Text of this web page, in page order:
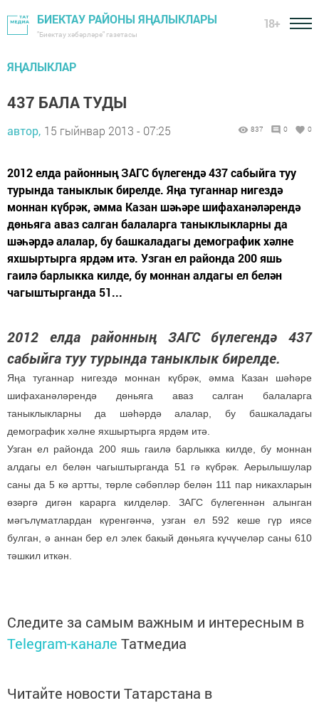
БИЕКТАУ РАЙОНЫ ЯҢАЛЫКЛАРЫ
"Биектау хәбәрләре" газетасы
18+
ЯҢАЛЫКЛАР
437 БАЛА ТУДЫ
автор, 15 гыйнвар 2013 - 07:25 837 0 0
2012 елда районның ЗАГС бүлегендә 437 сабыйга туу
турында таныклык бирелде. Яңа туганнар нигездә
моннан күбрәк, әмма Казан шәһәре шифаханәләрендә
дөньяга аваз салган балаларга таныклыкларны да
шәһәрдә алалар, бу башкаладагы демографик хәлне
яхшыртырга ярдәм итә. Узган ел районда 200 яшь
гаилә барлыкка килде, бу моннан алдагы ел белән
чагыштырганда 51...
2012 елда районның ЗАГС бүлегендә 437
сабыйга туу турында таныклык бирелде.
Яңа туганнар нигездә моннан күбрәк, әмма Казан шәһәре
шифаханәләрендә дөньяга аваз салган балаларга
таныклыкларны да шәһәрдә алалар, бу башкаладагы
демографик хәлне яхшыртырга ярдәм итә.
Узган ел районда 200 яшь гаилә барлыкка килде, бу моннан
алдагы ел белән чагыштырганда 51 гә күбрәк. Аерылышулар
саны да 5 кә артты, төрле сәбәпләр белән 111 пар никахларын
өзәргә дигән карарга килделәр. ЗАГС бүлегеннән алынган
мәгълүматлардан күренгәнчә, узган ел 592 кеше гүр иясе
булган, ә аннан бер ел элек бакый дөньяга күчүчеләр саны 610
тәшкил иткән.
Следите за самым важным и интересным в
Telegram-канале Татмедиа
Читайте новости Татарстана в